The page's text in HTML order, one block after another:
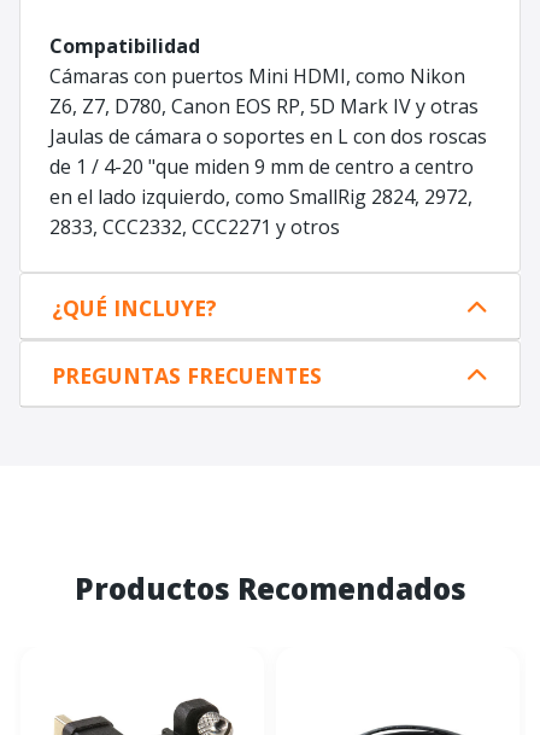
Compatibilidad
Cámaras con puertos Mini HDMI, como Nikon
Z6, Z7, D780, Canon EOS RP, 5D Mark IV y otras
Jaulas de cámara o soportes en L con dos roscas
de 1 / 4-20 "que miden 9 mm de centro a centro
en el lado izquierdo, como SmallRig 2824, 2972,
2833, CCC2332, CCC2271 y otros
¿QUÉ INCLUYE?
PREGUNTAS FRECUENTES
Productos Recomendados